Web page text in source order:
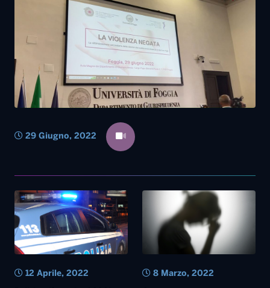
29 Giugno, 2022
12 Aprile, 2022 8 Marzo, 2022